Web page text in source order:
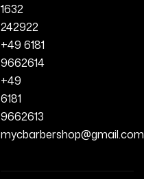
1632
242922
+49 6181
9662614
+49
6181
9662613
mycbarbershop@gmail.com